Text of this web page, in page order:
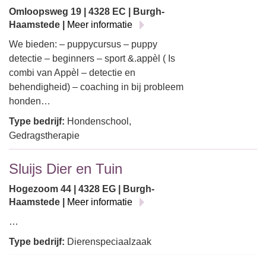
Omloopsweg 19 | 4328 EC | Burgh-
Haamstede |
Meer informatie
We bieden: – puppycursus – puppy
detectie – beginners – sport &.appèl ( Is
combi van Appèl – detectie en
behendigheid) – coaching in bij probleem
honden…
Type bedrijf: Hondenschool,
Gedragstherapie
Sluijs Dier en Tuin
Hogezoom 44 | 4328 EG | Burgh-
Haamstede |
Meer informatie
…
Type bedrijf: Dierenspeciaalzaak